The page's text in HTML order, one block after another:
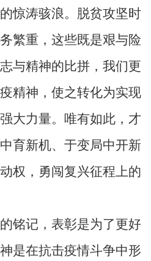
惊涛骇浪。脱贫攻坚时
繁重，这些既是艰与险
与精神的比拼，我们更
精神，使之转化为实现
大力量。唯有如此，才
育新机、于变局中开新
权，勇闯复兴征程上的
记，表彰是为了更好
是在抗击疫情斗争中形